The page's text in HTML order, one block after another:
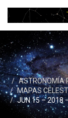
ASTRONOMÍA
MAPAS
JUN 15 – 2018